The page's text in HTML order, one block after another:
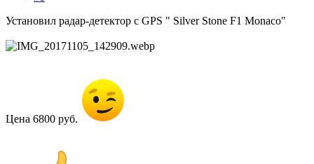
Установил радар-детектор с GPS " Silver Stone F1 Monaco"
Цена 6800 руб.